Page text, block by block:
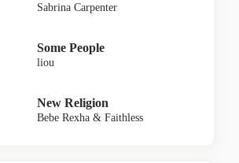
Sabrina Carpenter
Some People
liou
New Religion
Bebe Rexha & Faithless